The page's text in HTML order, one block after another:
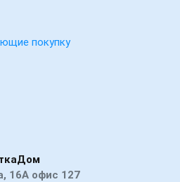
покупку
16А офис 127